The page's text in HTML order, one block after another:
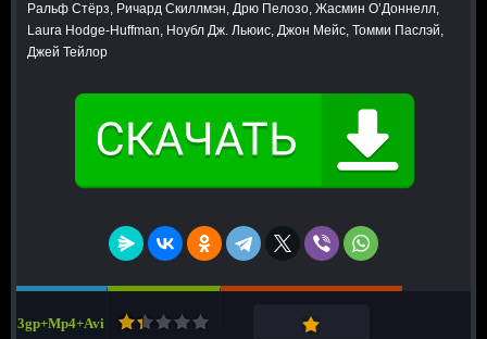
Ральф Стёрз, Ричард Скиллмэн, Дрю Пелозо, Жасмин О’Доннелл,
Laura Hodge-Huffman, Ноубл Дж. Льюис, Джон Мейс, Томми Паслэй,
Джей Тейлор
3gp+Mp4+Avi